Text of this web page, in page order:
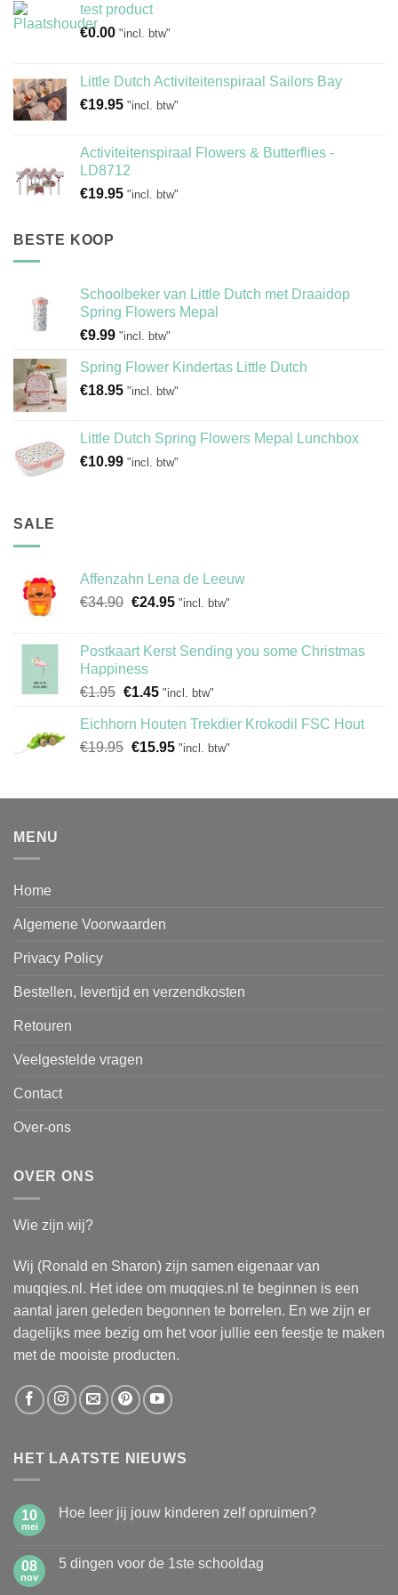
test product
€0.00 "incl. btw"
Little Dutch Activiteitenspiraal Sailors Bay
€19.95 "incl. btw"
Activiteitenspiraal Flowers & Butterflies -
LD8712
€19.95 "incl. btw"
BESTE KOOP
Schoolbeker van Little Dutch met Draaidop
Spring Flowers Mepal
€9.99 "incl. btw"
Spring Flower Kindertas Little Dutch
€18.95 "incl. btw"
Little Dutch Spring Flowers Mepal Lunchbox
€10.99 "incl. btw"
SALE
Affenzahn Lena de Leeuw
€34.90 Oorspronkelijke
€34.90.
€24.95Huidige
€24.95.
"incl. btw"
Postkaart Kerst Sending you some Christmas
Happiness
€1.95 Oorspronkelijke
was:
€1.95.
€1.45Huidige
is:
€1.45.
"incl. btw"
Eichhorn Houten Trekdier Krokodil FSC Hout
€19.95 Oorspronkelijke
€19.95.
€15.95Huidige
€15.95.
"incl. btw"
MENU
Home
Algemene Voorwaarden
Privacy Policy
Bestellen, levertijd en verzendkosten
Retouren
Veelgestelde vragen
Contact
Over-ons
OVER ONS
Wie zijn wij?
Wij (Ronald en Sharon) zijn samen eigenaar van
muqqies.nl. Het idee om muqqies.nl te beginnen is een
aantal jaren geleden begonnen te borrelen. En we zijn er
dagelijks mee bezig om het voor jullie een feestje te maken
met de mooiste producten.
HET LAATSTE NIEUWS
10
mei
Hoe leer jij jouw kinderen zelf opruimen?
Hoe
08
nov
5 dingen voor de 1ste schooldag